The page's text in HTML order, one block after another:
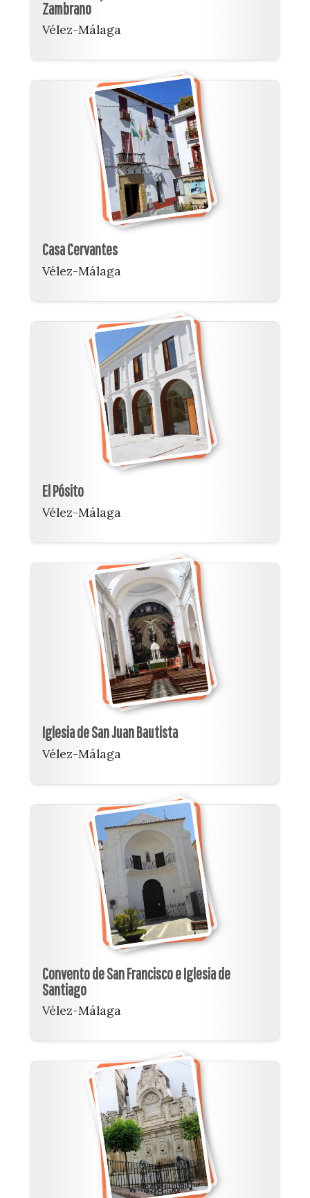
Zambrano
Vélez-Málaga
Casa Cervantes
Vélez-Málaga
El Pósito
Vélez-Málaga
Iglesia de San Juan Bautista
Vélez-Málaga
Convento de San Francisco e Iglesia de
Santiago
Vélez-Málaga